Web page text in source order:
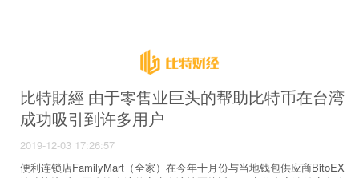
比特財經 由于零售业巨头的帮助比特币在台湾
成功吸引到许多用户
2019-12-03 17:26:57
便利连锁店FamilyMart（全家）在今年十月份与当地钱包供应商BitoEX